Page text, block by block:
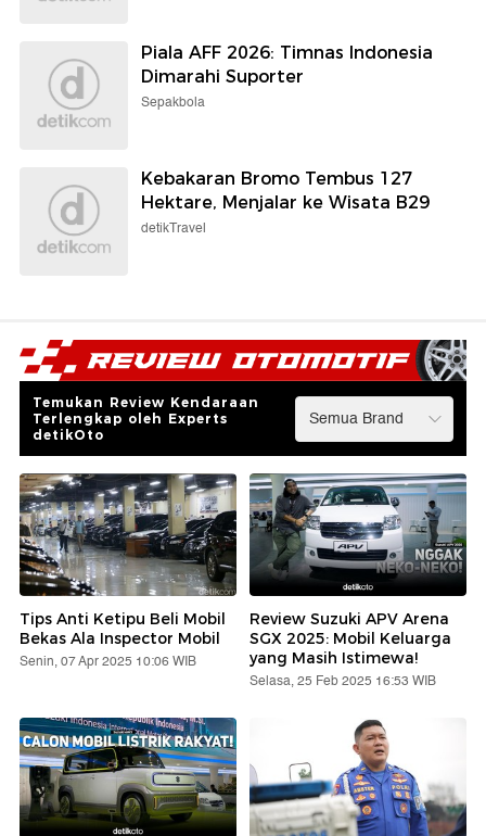
Piala AFF 2026: Timnas Indonesia
Dimarahi Suporter
Sepakbola
Kebakaran Bromo Tembus 127
Hektare, Menjalar ke Wisata B29
detikTravel
Temukan Review Kendaraan
Terlengkap oleh Experts
detikOto
Tips Anti Ketipu Beli Mobil
Bekas Ala Inspector Mobil
Senin, 07 Apr 2025 10:06 WIB
Review Suzuki APV Arena
SGX 2025: Mobil Keluarga
yang Masih Istimewa!
Selasa, 25 Feb 2025 16:53 WIB